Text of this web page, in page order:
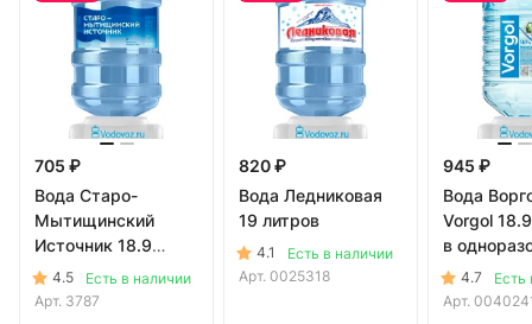
705 ₽
Вода Старо-
Мытищинский
Источник 18.9
литров
4.5
Есть в наличии
Арт. 3787
820 ₽
Вода Ледниковая
19 литров
4.1
Есть в наличии
Арт. 0025318
945 ₽
Вода
Vorgol
в
4.7
Есть
Арт.